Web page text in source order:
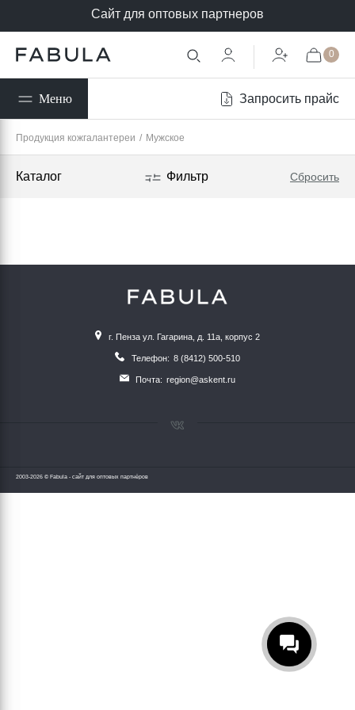
Сайт для оптовых партнеров
0
Меню Запросить прайс
Продукция кожгалантереи / Мужское
Каталог Фильтр Сбросить
г. Пенза ул. Гагарина, д. 11а, корпус 2
Телефон: 8 (8412) 500-510
Почта: region@askent.ru
2003-2026 © Fabula - сайт для оптовых партнёров